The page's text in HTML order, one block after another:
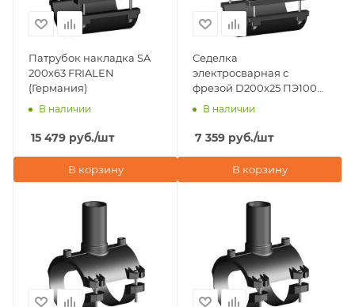
Патрубок накладка SA
200х63 FRIALEN
(Германия)
В наличии
15 479 руб./шт
В корзину
Седелка
электросварная с
фрезой D200х25 ПЭ100
SDR 11 Eurostandard
В наличии
7 359 руб./шт
В корзину